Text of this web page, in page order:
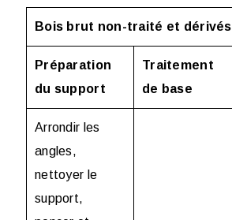
Bois brut non-traité et
Préparation
du support
Traitement
de base
Arrondir les
angles,
nettoyer le
support,